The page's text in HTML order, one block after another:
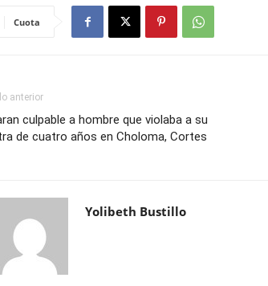
Cuota
anterior
culpable a hombre que violaba a su
de cuatro años en Choloma, Cortes
Yolibeth Bustillo